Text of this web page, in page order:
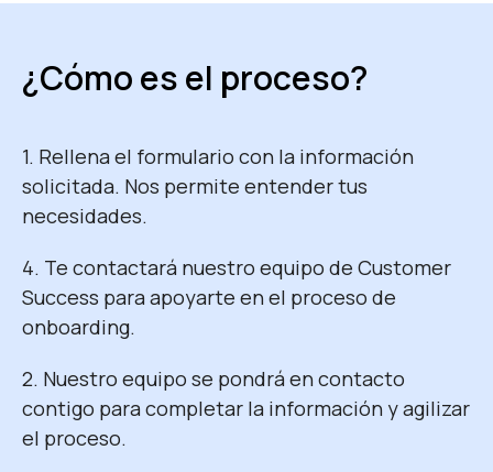
¿Cómo es el proceso?
1. Rellena el formulario con la información
solicitada. Nos permite entender tus
necesidades.
4. Te contactará nuestro equipo de Customer
Success para apoyarte en el proceso de
onboarding.
2. Nuestro equipo se pondrá en contacto
contigo para completar la información y agilizar
el proceso.